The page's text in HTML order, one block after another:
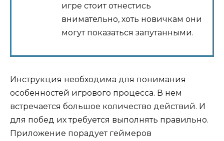
игре стоит отнестись
внимательно, хоть новичкам они
могут показаться запутанными.
Инструкция необходима для понимания
особенностей игрового процесса. В нем
встречается большое количество действий. И
для побед их требуется выполнять правильно.
Приложение порадует геймеров